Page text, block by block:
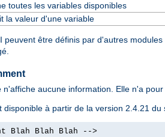
toutes les variables disponibles
la valeur d'une variable
peuvent être définis par d'autres modules
n'affiche aucune information. Elle n'a
disponible à partir de la version 2.4.21 du
Blah Blah Blah -->